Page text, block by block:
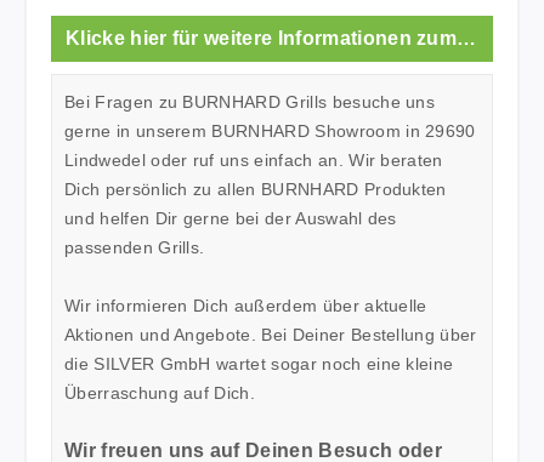
Klicke hier für weitere Informationen zum Showroom.
Bei Fragen zu BURNHARD Grills besuche uns
gerne in unserem BURNHARD Showroom in 29690
Lindwedel oder ruf uns einfach an. Wir beraten
Dich persönlich zu allen BURNHARD Produkten
und helfen Dir gerne bei der Auswahl des
passenden Grills.
Wir informieren Dich außerdem über aktuelle
Aktionen und Angebote. Bei Deiner Bestellung über
die SILVER GmbH wartet sogar noch eine kleine
Überraschung auf Dich.
Wir freuen uns auf Deinen Besuch oder